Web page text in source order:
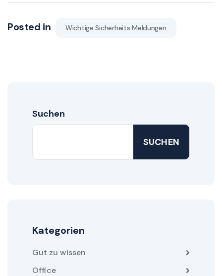
Posted in Wichtige Sicherheits Meldungen
Suchen
SUCHEN
Kategorien
Gut zu wissen
Office